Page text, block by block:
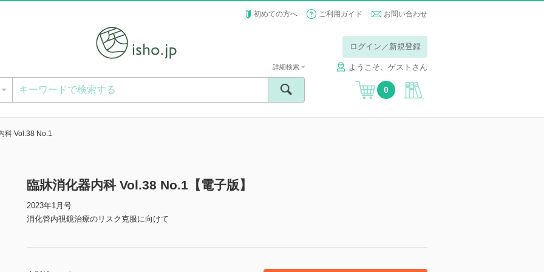
初めての方へ ご利用ガイド お問い合わせ
ログイン／新規登録
ようこそ、ゲストさん
詳細検索
0
科 Vol.38 No.1
臨牀消化器内科 Vol.38 No.1【電子版】
2023年1月号
消化管内視鏡治療のリスク克服に向けて